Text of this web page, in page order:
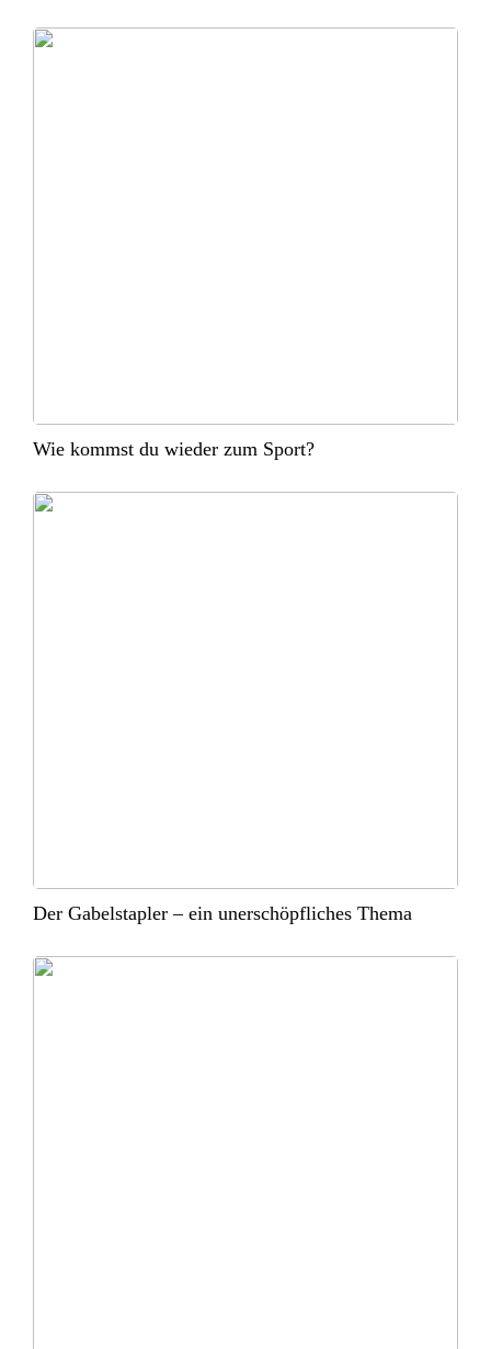
Wie kommst du wieder zum Sport?
Der Gabelstapler – ein unerschöpfliches Thema